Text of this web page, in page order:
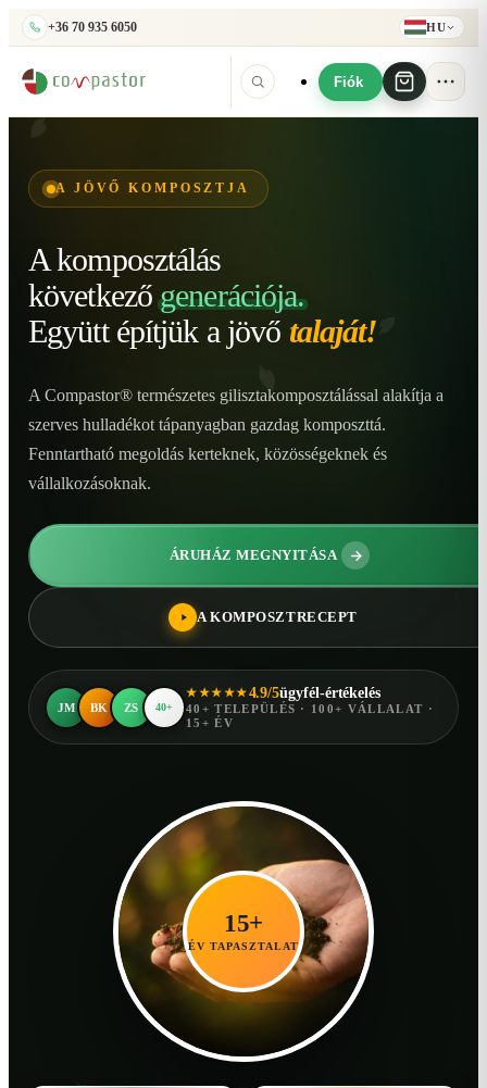
+36 70 935 6050 HU
Fiók
A JÖVŐ KOMPOSZTJA
A komposztálás
következő generációja.
Együtt építjük a jövő talaját!
A Compastor® természetes gilisztakomposztálással alakítja a
szerves hulladékot tápanyagban gazdag komposzttá.
Fenntartható megoldás kerteknek, közösségeknek és
vállalkozásoknak.
ÁRUHÁZ MEGNYITÁSA
A KOMPOSZTRECEPT
JM BK ZS 40+
★★★★★4.9/5ügyfél-értékelés
40+ TELEPÜLÉS · 100+ VÁLLALAT ·
15+ ÉV
15+
ÉV TAPASZTALAT